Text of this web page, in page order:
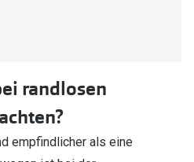
randlosen
empfindlicher als eine